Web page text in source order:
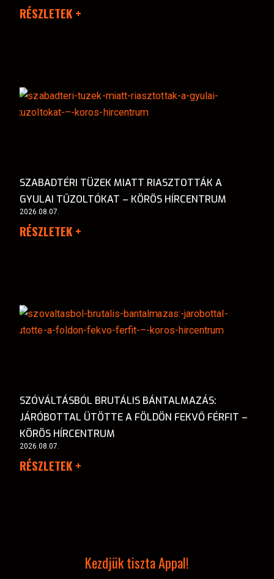
RÉSZLETEK +
SZABADTÉRI TÜZEK MIATT RIASZTOTTÁK A
GYULAI TŰZOLTÓKAT – KÖRÖS HÍRCENTRUM
2026.08.07.
RÉSZLETEK +
SZÓVÁLTÁSBÓL BRUTÁLIS BÁNTALMAZÁS:
JÁRÓBOTTAL ÜTÖTTE A FÖLDÖN FEKVŐ FÉRFIT –
KÖRÖS HÍRCENTRUM
2026.08.07.
RÉSZLETEK +
Kezdjük tiszta Appal!